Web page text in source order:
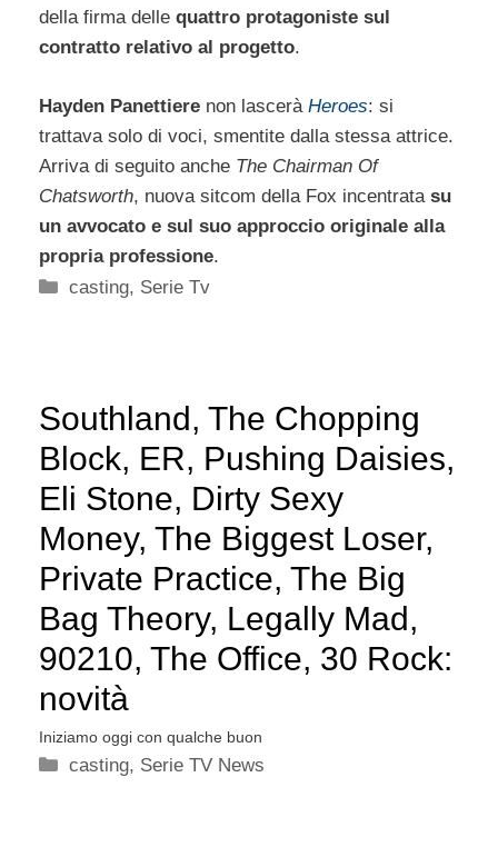
della firma delle quattro protagoniste sul
contratto relativo al progetto.
Hayden Panettiere non lascerà Heroes: si
trattava solo di voci, smentite dalla stessa attrice.
Arriva di seguito anche The Chairman Of
Chatsworth, nuova sitcom della Fox incentrata su
un avvocato e sul suo approccio originale alla
propria professione.
Categorie
casting, Serie Tv
Southland, The Chopping
Block, ER, Pushing Daisies,
Eli Stone, Dirty Sexy
Money, The Biggest Loser,
Private Practice, The Big
Bag Theory, Legally Mad,
90210, The Office, 30 Rock:
novità
Iniziamo oggi con qualche buon
Categorie
casting, Serie TV News